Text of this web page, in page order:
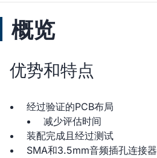
概览
优势和特点
经过验证的PCB布局
减少评估时间
装配完成且经过测试
SMA和3.5mm音频插孔连接器